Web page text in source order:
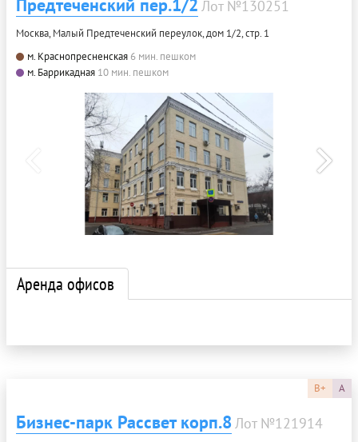
Предтеченский пер.1/2 Лот №130251
Москва, Малый Предтеченский переулок, дом 1/2, стр. 1
м. Краснопресненская 6 мин. пешком
м. Баррикадная 10 мин. пешком
Аренда офисов
B+ A
Бизнес-парк Рассвет корп.8Лот №121914